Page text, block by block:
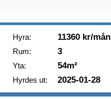
Hyra: 11360 kr/mån
Rum: 3
Yta: 54m²
Hyrdes ut: 2025-01-28